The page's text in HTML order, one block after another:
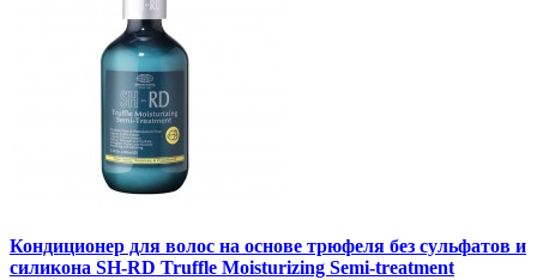
Кондиционер для волос на основе трюфеля без сульфатов и
силикона SH-RD Truffle Moisturizing Semi-treatment